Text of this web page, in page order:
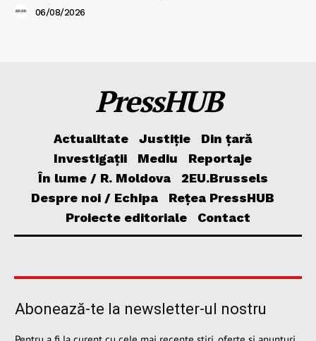
06/08/2026
PressHUB
Actualitate Justiție
Din țară
Investigații
Mediu
Reportaje
În lume / R. Moldova
2EU.Brussels
Despre noi / Echipa
Rețea PressHUB
Proiecte editoriale
Contact
Abonează-te la newsletter-ul nostru